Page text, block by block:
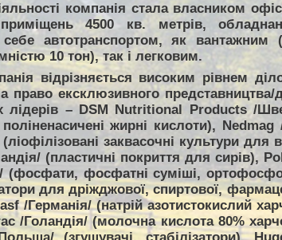
компанія стала власником
4500 кв. метрів,
себе автотранспортом, як
10 тон), так і легковим.
відрізняється високим рівнем
ексклюзивного представництва/
лідерів – DSM Nutritional Products /
поліненасичені жирні кислоти),
(ліофілізовані заквасочні культури
(пластичні покриття для сирів),
(фосфати, фосфатні суміші,
для дріжджової, спиртової,
/Германія/ (натрій азотистокислий
/Голандія/ (молочна кислота 80%